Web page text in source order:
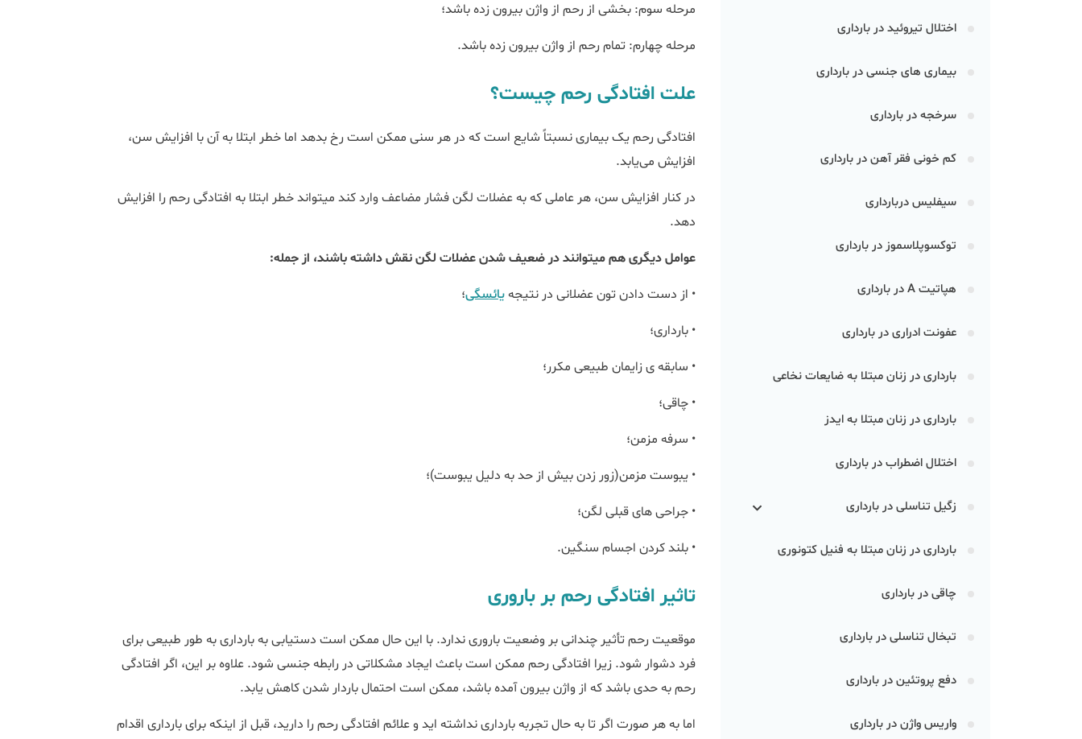
اختلال تیروئید در بارداری
بیماری های جنسی در بارداری
سرخجه در بارداری
کم خونی فقر آهن در بارداری
سیفلیس دربارداری
توکسوپلاسموز در بارداری
هپاتیت A در بارداری
عفونت ادراری در بارداری
بارداری در زنان مبتلا به ضایعات نخاعی
بارداری در زنان مبتلا به ایدز
اختلال اضطراب در بارداری
زگیل تناسلی در بارداری
بارداری در زنان مبتلا به فنیل کتونوری
چاقی در بارداری
تبخال تناسلی در بارداری
دفع پروتئین در بارداری
واریس واژن در بارداری
مرحله سوم: بخشی از رحم از واژن بیرون زده باشد؛
مرحله چهارم: تمام رحم از واژن بیرون زده باشد.
علت افتادگی رحم چیست؟
افتادگی رحم یک بیماری نسبتاً شایع است که در هر سنی ممکن است رخ بدهد اما خطر ابتلا به آن با افزایش سن،
افزایش می‌یابد.
در کنار افزایش سن، هر عاملی که به عضلات لگن فشار مضاعف وارد کند می‎تواند خطر ابتلا به افتادگی رحم را افزایش
دهد.
عوامل دیگری هم می‎توانند در ضعیف شدن عضلات لگن نقش داشته باشند، از جمله:
• از دست دادن تون عضلانی در نتیجهیائسگی؛
• بارداری؛
• سابقه ی زایمان طبیعی مکرر؛
• چاقی؛
• سرفه مزمن؛
• یبوست مزمن(زور زدن بیش از حد به دلیل یبوست)؛
• جراحی ‎های قبلی لگن؛
• بلند کردن اجسام سنگین.
تاثیر افتادگی رحم بر باروری
موقعیت رحم تأثیر چندانی بر وضعیت باروری ندارد. با این حال ممکن است دستیابی به بارداری به طور طبیعی برای
فرد دشوار شود. زیرا افتادگی رحم ممکن است باعث ایجاد مشکلاتی در رابطه جنسی شود. علاوه بر این، اگر افتادگی
رحم به حدی باشد که از واژن بیرون آمده باشد، ممکن است احتمال باردار شدن کاهش یابد.
اما به هر صورت اگر تا به حال تجربه بارداری نداشته اید و علائم افتادگی رحم را دارید، قبل از اینکه برای بارداری اقدام